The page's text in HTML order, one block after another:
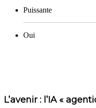
Puissante
Oui
L’avenir : l’IA «